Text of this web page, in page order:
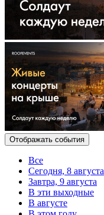
Отображать события
Все
Сегодня, 8 августа
Завтра, 9 августа
В эти выходные
В августе